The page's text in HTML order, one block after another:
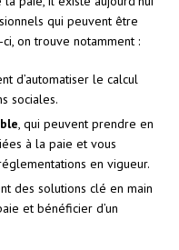
qui peuvent être
on trouve notamment :
d’automatiser le calcul
sociales.
, qui peuvent prendre en
à la paie et vous
en vigueur.
des solutions clé en main
et bénéficier d’un